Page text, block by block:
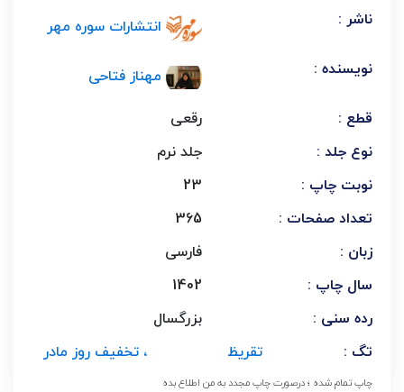
ناشر :
انتشارات سوره مهر
نویسنده : مهناز فتاحی
قطع :
رقعی
نوع جلد :
جلد نرم
نوبت چاپ :
23
تعداد صفحات :
365
زبان :
فارسی
سال چاپ :
1402
رده سنی :
بزرگسال
تگ :
تقریظ ، تخفیف روز مادر
چاپ تمام شده ؛ درصورت چاپ مجدد به من اطلاع بده